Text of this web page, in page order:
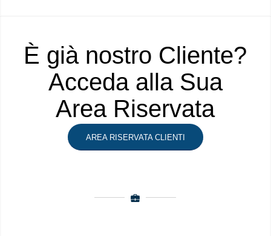
È già nostro Cliente?
Acceda alla Sua
Area Riservata
AREA RISERVATA CLIENTI